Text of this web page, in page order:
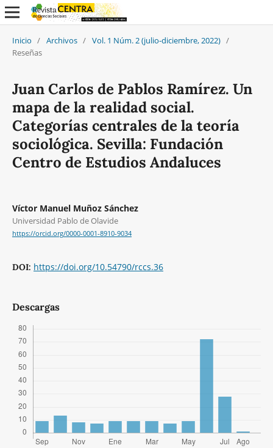
Inicio / Archivos / Vol. 1 Núm. 2 (julio-diciembre, 2022) /
Reseñas
Juan Carlos de Pablos Ramírez. Un
mapa de la realidad social.
Categorías centrales de la teoría
sociológica. Sevilla: Fundación
Centro de Estudios Andaluces
Víctor Manuel Muñoz Sánchez
Universidad Pablo de Olavide
https://orcid.org/0000-0001-8910-9034
DOI: https://doi.org/10.54790/rccs.36
Descargas